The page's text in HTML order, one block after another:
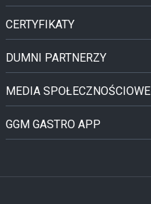
CERTYFIKATY
DUMNI PARTNERZY
MEDIA SPOŁECZNOŚCIOWE
GGM GASTRO APP